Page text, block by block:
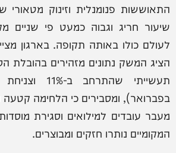
שיעור חריג וגבוה כמעט פי שניים
לעולם כולו באותה תקופה. בארגון
הציג המשק נתונים מזהירים בהובלת
בפברואר), ומסבירים כי הלחימה
מעבר עובדים למילואים וסגירת
המקומיים נותרו חזקים ומבוצרים.